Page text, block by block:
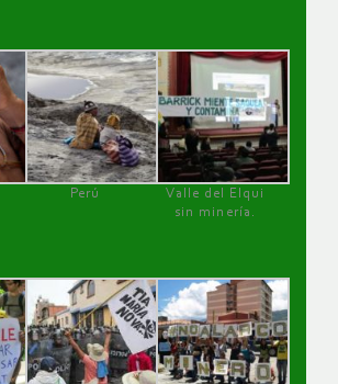
Perú
Valle del Elqui
sin minería.